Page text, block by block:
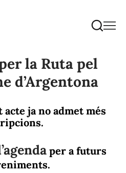
la Ruta pel
d’Argentona
acte ja no admet més
per a futurs